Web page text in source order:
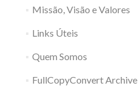
Missão, Visão e Valores
Links Úteis
Quem Somos
FullCopyConvert Archive